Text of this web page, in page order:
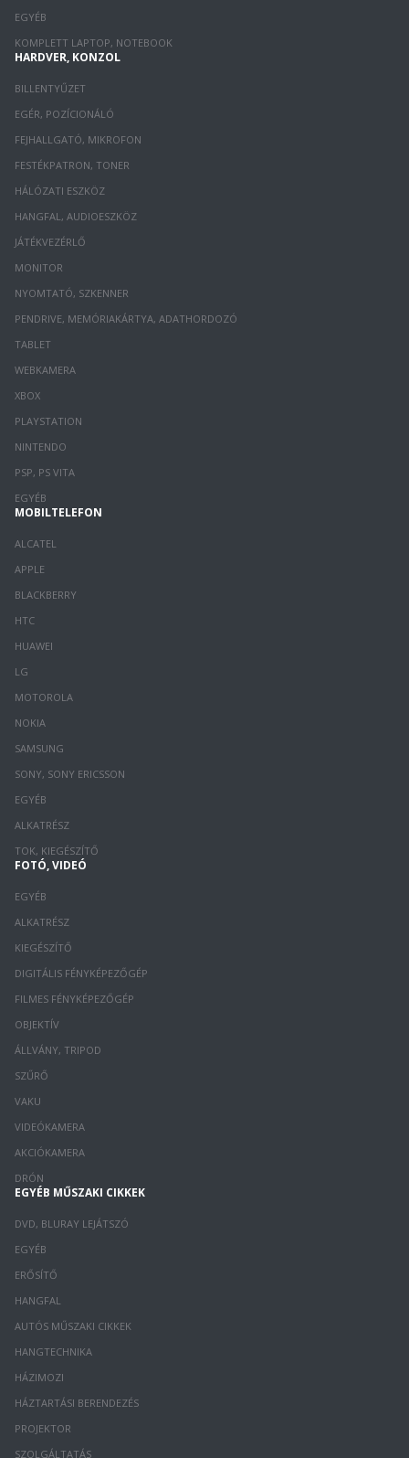
EGYÉB
KOMPLETT LAPTOP, NOTEBOOK
HARDVER, KONZOL
BILLENTYŰZET
EGÉR, POZÍCIONÁLÓ
FEJHALLGATÓ, MIKROFON
FESTÉKPATRON, TONER
HÁLÓZATI ESZKÖZ
HANGFAL, AUDIOESZKÖZ
JÁTÉKVEZÉRLŐ
MONITOR
NYOMTATÓ, SZKENNER
PENDRIVE, MEMÓRIAKÁRTYA, ADATHORDOZÓ
TABLET
WEBKAMERA
XBOX
PLAYSTATION
NINTENDO
PSP, PS VITA
EGYÉB
MOBILTELEFON
ALCATEL
APPLE
BLACKBERRY
HTC
HUAWEI
LG
MOTOROLA
NOKIA
SAMSUNG
SONY, SONY ERICSSON
EGYÉB
ALKATRÉSZ
TOK, KIEGÉSZÍTŐ
FOTÓ, VIDEÓ
EGYÉB
ALKATRÉSZ
KIEGÉSZÍTŐ
DIGITÁLIS FÉNYKÉPEZŐGÉP
FILMES FÉNYKÉPEZŐGÉP
OBJEKTÍV
ÁLLVÁNY, TRIPOD
SZŰRŐ
VAKU
VIDEÓKAMERA
AKCIÓKAMERA
DRÓN
EGYÉB MŰSZAKI CIKKEK
DVD, BLURAY LEJÁTSZÓ
EGYÉB
ERŐSÍTŐ
HANGFAL
AUTÓS MŰSZAKI CIKKEK
HANGTECHNIKA
HÁZIMOZI
HÁZTARTÁSI BERENDEZÉS
PROJEKTOR
SZOLGÁLTATÁS